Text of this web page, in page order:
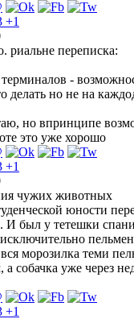
+1
риальне переписка:
-
делать но не на
но впринципе
это уже хорошо
+1
чужих животных
юности
И был у тетешки
морозилка теми
а собачка уже через
+1